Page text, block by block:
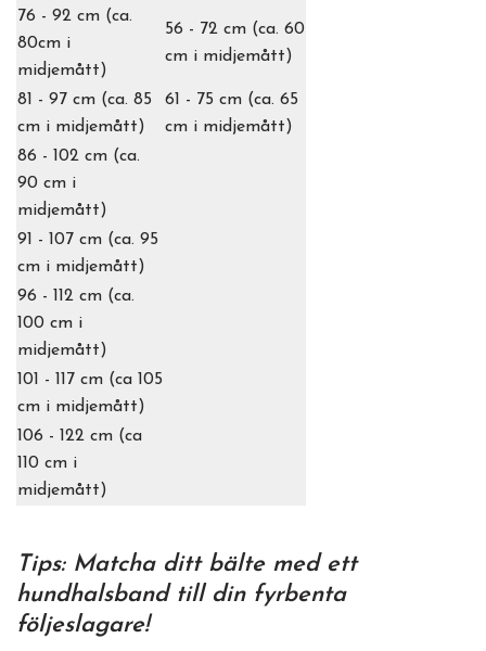
76 - 92 cm (ca.
80cm i
midjemått)
56 - 72 cm (ca. 60
cm i midjemått)
81 - 97 cm (ca. 85
cm i midjemått)
61 - 75 cm (ca. 65
cm i midjemått)
86 - 102 cm (ca.
90 cm i
midjemått)
91 - 107 cm (ca. 95
cm i midjemått)
96 - 112 cm (ca.
100 cm i
midjemått)
101 - 117 cm (ca 105
cm i midjemått)
106 - 122 cm (ca
110 cm i
midjemått)
Tips: Matcha ditt bälte med ett
hundhalsbandtill din fyrbenta
följeslagare!